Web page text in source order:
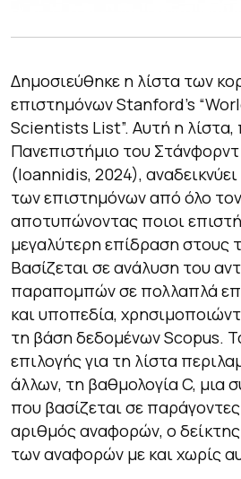
Δημοσιεύθηκε η λίστα των
επιστημόνων Stanford’s
Scientists List”. Αυτή η λίστα,
Πανεπιστήμιο του
(Ioannidis, 2024),
των επιστημόνων από όλο
αποτυπώνοντας ποιοι
μεγαλύτερη επίδραση στους
Βασίζεται σε ανάλυση του
παραπομπών σε πολλαπλά
και υποπεδία,
τη βάση δεδομένων Scopus.
επιλογής για τη λίστα
άλλων, τη βαθμολογία C, μια
που βασίζεται σε
αριθμός αναφορών, ο
των αναφορών με και χωρίς